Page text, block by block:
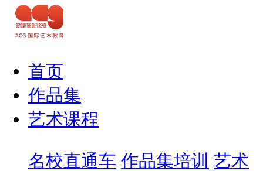
首页
作品集
艺术课程
名校直通车 作品集培训 艺术